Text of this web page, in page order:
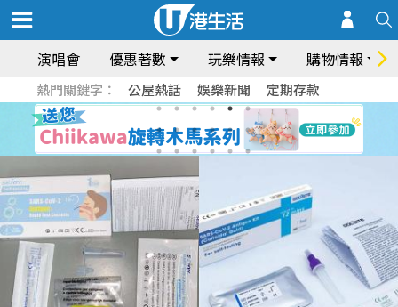
演唱會 優惠著數 玩樂情報 購物情報
熱門關鍵字： 公屋熱話 娛樂新聞 定期存款